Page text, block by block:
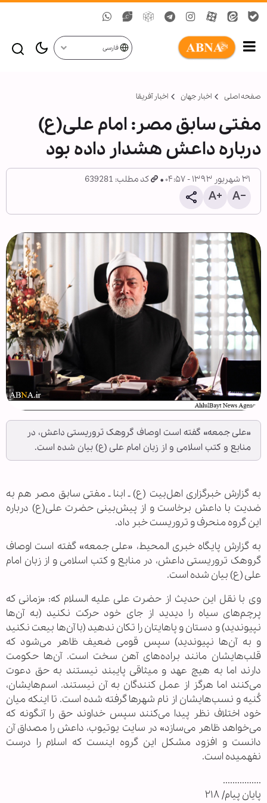
فارسی
صفحه اصلی اخبار جهان اخبار آفریقا
مفتی سابق مصر: امام علی(ع)
درباره داعش هشدار داده بود
۳۱ شهریور ۱۳۹۳ - ۰۴:۵۷ کد مطلب: 639281
«علی جمعه» گفته است اوصاف گروهک تروریستی داعش، در
منابع و کتب اسلامی و از زبان امام علی (ع) بیان شده است.
به گزارش خبرگزاری اهل‌بیت (ع) ـ ابنا ـ مفتی سابق مصر هم به
ضدیت با داعش برخاست و از پیش‌بینی حضرت علی(ع) درباره
این گروه منحرف و تروریست خبر داد.
به گزارش پایگاه خبری المحیط، «علی جمعه» گفته است اوصاف
گروهک تروریستی داعش، در منابع و کتب اسلامی و از زبان امام
علی (ع) بیان شده است.
وی با نقل این حدیث از حضرت علی علیه السلام که: «زمانی که
پرچم‌های سیاه را دیدید از جای خود حرکت نکنید (به آن‌ها
نپیوندید) و دستان و پا‌هایتان را تکان ندهید (با آن‌ها بیعت نکنید
و به آن‌ها نپیوندید) سپس قومی ضعیف ظاهر می‌شود که
قلب‌هایشان مانند براده‌های آهن سخت است. آن‌ها حکومت
دارند اما به هیچ عهد و میثاقی پایبند نیستند به حق دعوت
می‌کنند اما هرگز از عمل کنندگان به آن نیستند. اسم‌هایشان،
کُنیه و نسب‌هایشان از نام شهر‌ها گرفته شده است. تا اینکه میان
خود اختلاف نظر پیدا می‌کنند سپس خداوند حق را آنگونه که
می‌خواهد ظاهر می‌سازد» در سایت یوتیوب، داعش را مصداق آن
دانست و افزود مشکل این گروه اینست که اسلام را درست
نفهمیده است.
................
پایان پیام/ ۲۱۸